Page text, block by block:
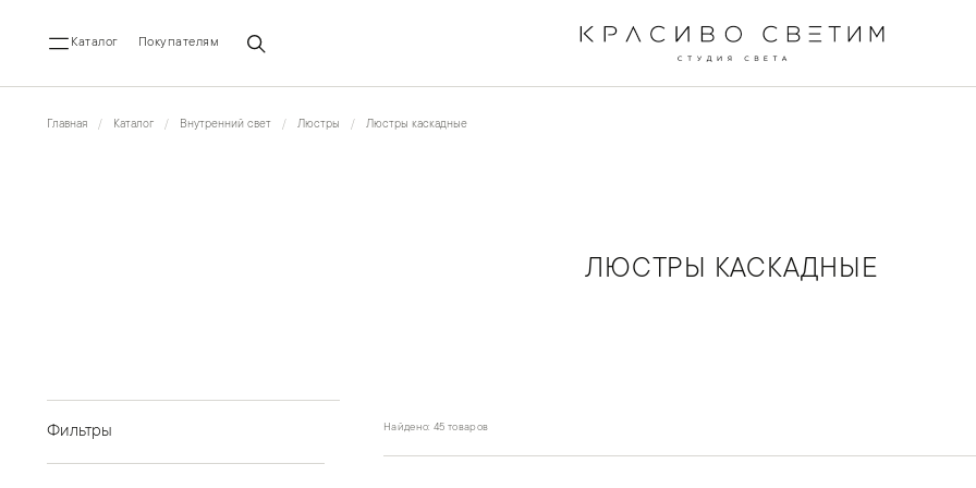
Каталог Покупателям
Главная Каталог Внутренний свет Люстры Люстры каскадные
ЛЮСТРЫ КАСКАДНЫЕ
Фильтры Найдено: 45 товаров